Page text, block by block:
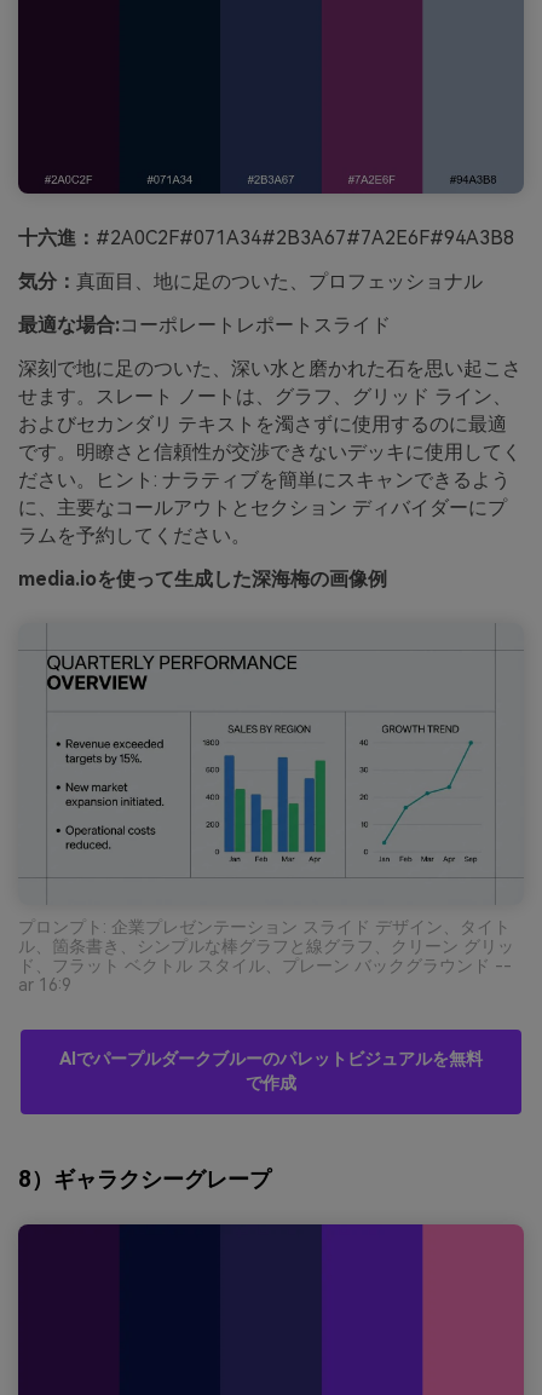
十六進： #2A0C2F#071A34#2B3A67#7A2E6F#94A3B8
気分： 真面目、地に足のついた、プロフェッショナル
最適な場合:コーポレートレポートスライド
深刻で地に足のついた、深い水と磨かれた石を思い起こさ
せます。スレート ノートは、グラフ、グリッド ライン、
およびセカンダリ テキストを濁さずに使用するのに最適
です。明瞭さと信頼性が交渉できないデッキに使用してく
ださい。ヒント: ナラティブを簡単にスキャンできるよう
に、主要なコールアウトとセクション ディバイダーにプ
ラムを予約してください。
media.ioを使って生成した深海梅の画像例
プロンプト: 企業プレゼンテーション スライド デザイン、タイト
ル、箇条書き、シンプルな棒グラフと線グラフ、クリーン グリッ
ド、フラット ベクトル スタイル、プレーン バックグラウンド --
ar 16:9
AIでパープルダークブルーのパレットビジュアルを無料
で作成
8）ギャラクシーグレープ